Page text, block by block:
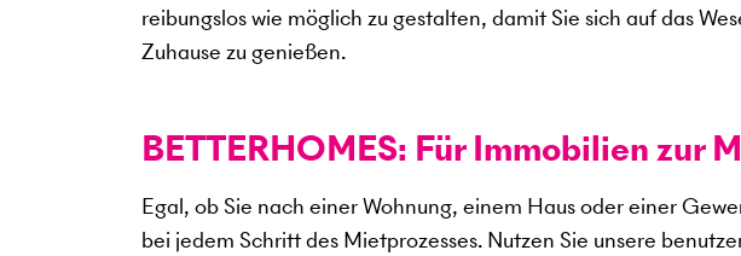
reibungslos wie möglich zu gestalten, damit Sie sich auf das
Zuhause zu genießen.
BETTERHOMES: Für Immobilien zur
Egal, ob Sie nach einer Wohnung, einem Haus oder einer
bei jedem Schritt des Mietprozesses. Nutzen Sie unsere